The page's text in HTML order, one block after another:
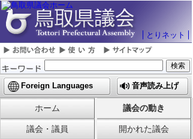
とりネット
Foreign Languages 音声読み上げ
ホーム 議会の動き
議会・議員 開かれた議会